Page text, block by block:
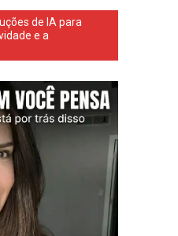
de IA para
e a